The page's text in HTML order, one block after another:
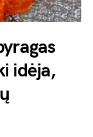
idėja,